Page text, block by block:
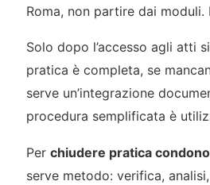
Roma, non partire dai
Solo dopo l’accesso agli atti
pratica è completa, se
serve un’integrazione
procedura semplificata è
Per chiudere pratica
serve metodo: verifica,